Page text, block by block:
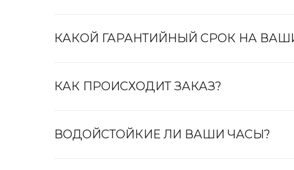
КАКОЙ ГАРАНТИЙНЫЙ СРОК НА
КАК ПРОИСХОДИТ ЗАКАЗ?
ВОДОЙСТОЙКИЕ ЛИ ВАШИ ЧАСЫ?